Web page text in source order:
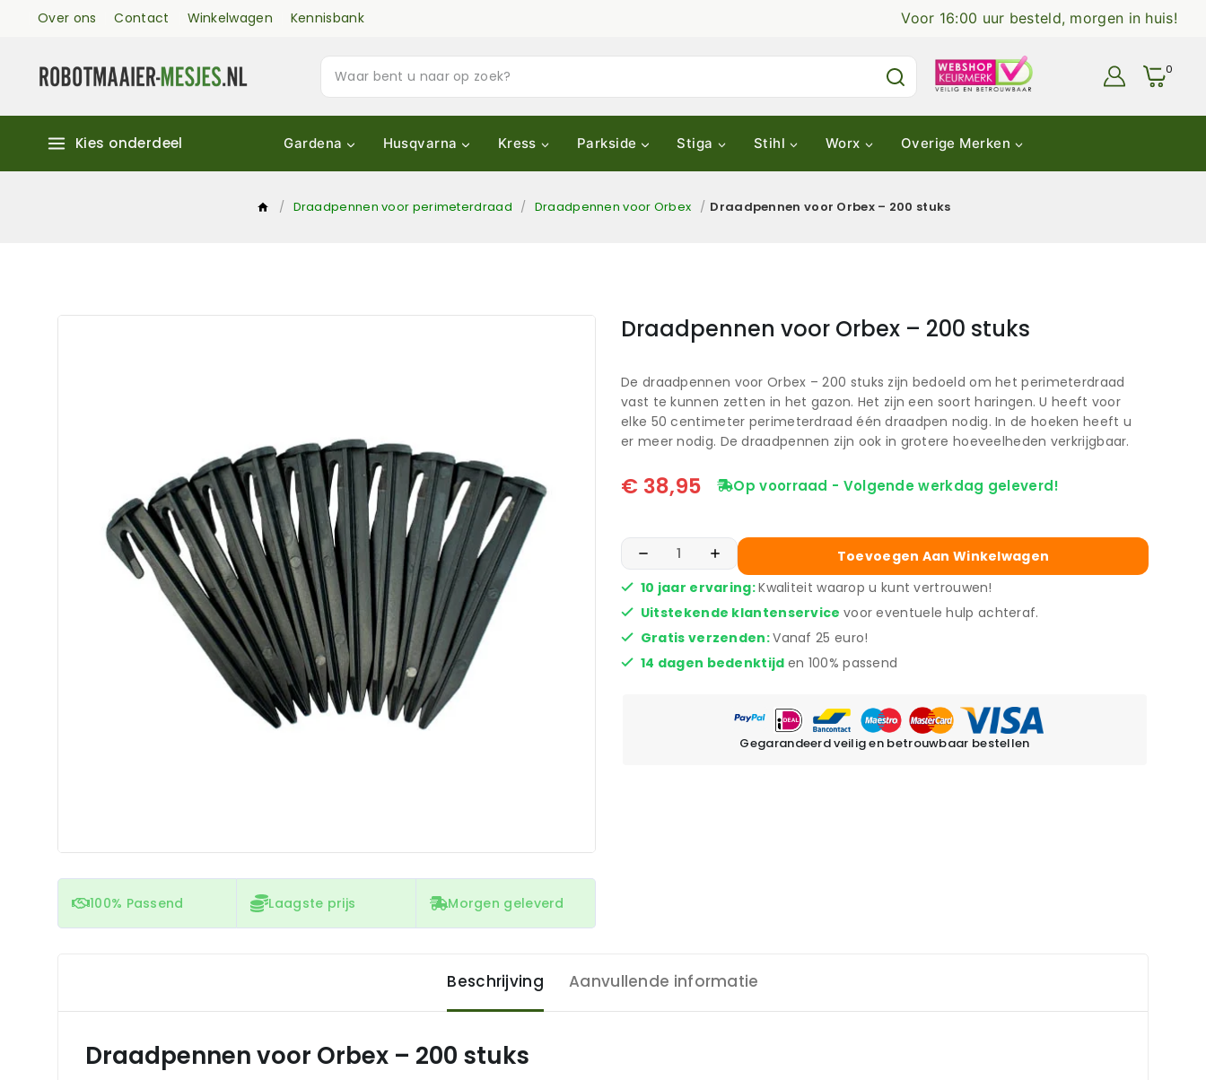
Over ons Contact Winkelwagen Kennisbank Voor 16:00 uur besteld, morgen in huis!
0
Kies onderdeel Gardena Husqvarna Kress Parkside Stiga Stihl Worx Overige Merken
/ Draadpennen voor perimeterdraad / Draadpennen voor Orbex / Draadpennen voor Orbex – 200 stuks
100% Passend Laagste prijs Morgen geleverd
Draadpennen voor Orbex – 200 stuks
De draadpennen voor Orbex – 200 stuks zijn bedoeld om het perimeterdraad
vast te kunnen zetten in het gazon. Het zijn een soort haringen. U heeft voor
elke 50 centimeter perimeterdraad één draadpen nodig. In de hoeken heeft u
er meer nodig. De draadpennen zijn ook in grotere hoeveelheden verkrijgbaar.
€ 38,95 Op voorraad - Volgende werkdag geleverd!
Toevoegen Aan Winkelwagen
10 jaar ervaring:Kwaliteit waarop u kunt vertrouwen!
Uitstekende klantenservice voor eventuele hulp achteraf.
Gratis verzenden:Vanaf 25 euro!
14 dagen bedenktijd en 100% passend
Gegarandeerd veilig en betrouwbaar bestellen
Beschrijving Aanvullende informatie
Draadpennen voor Orbex – 200 stuks